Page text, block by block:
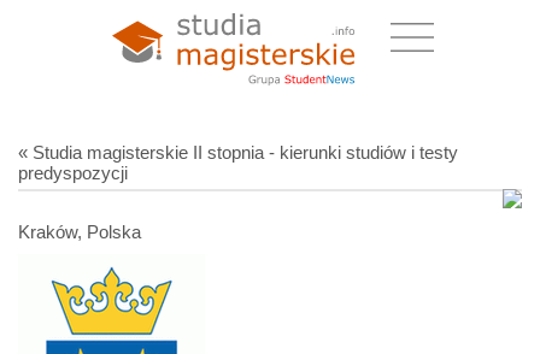
« Studia magisterskie II stopnia - kierunki studiów i testy
predyspozycji
Kraków, Polska